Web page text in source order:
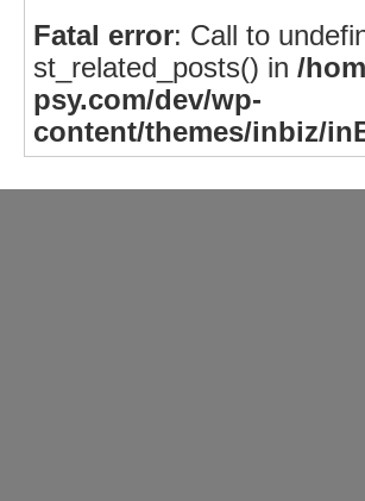
Fatal error: Call to
st_related_posts() in /
psy.com/dev/wp-
content/themes/inbiz/